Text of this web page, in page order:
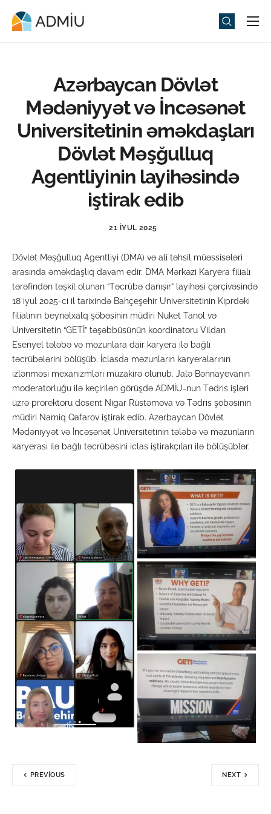
Universitet
Tədbirlər
Universitet həyatı
Azərbaycan Dövlət
Mədəniyyət və İncəsənət
Universitetinin əməkdaşları
Dövlət Məşğulluq
Agentliyinin layihəsində
iştirak edib
21 İYUL 2025
Dövlət Məşğulluq Agentliyi (DMA) və ali təhsil müəssisələri
arasında əməkdaşlıq davam edir. DMA Mərkəzi Karyera filialı
tərəfindən təşkil olunan “Təcrübə danışır” layihəsi çərçivəsində
18 iyul 2025-ci il tarixində Bahçeşehir Universitetinin Kiprdəki
filialının beynəlxalq şöbəsinin müdiri Nuket Tanol və
Universitetin “GETİ” təşəbbüsünün koordinatoru Vildan
Esenyel tələbə və məzunlara dair karyera ilə bağlı
təcrübələrini bölüşüb. İclasda məzunların karyeralarının
izlənməsi mexanizmləri müzakirə olunub. Jalə Bənnayevanın
moderatorluğu ilə keçirilən görüşdə ADMİU-nun Tədris işləri
üzrə prorektoru dosent Nigar Rüstəmova və Tədris şöbəsinin
müdiri Namiq Qafarov iştirak edib. Azərbaycan Dövlət
Mədəniyyət və İncəsənət Universitetinin tələbə və məzunların
karyerası ilə bağlı təcrübəsini iclas iştirakçıları ilə bölüşüblər.
PREVIOUS NEXT